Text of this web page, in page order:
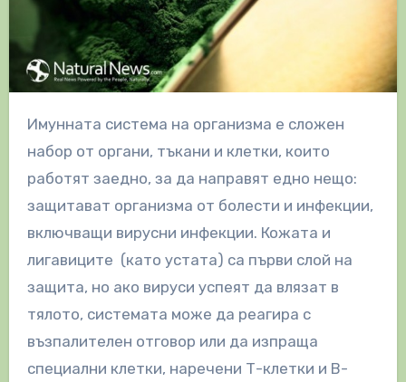
Имунната система на организма е сложен
набор от органи, тъкани и клетки, които
работят заедно, за да направят едно нещо:
защитават организма от болести и инфекции,
включващи вирусни инфекции. Кожата и
лигавиците (като устата) са първи слой на
защита, но ако вируси успеят да влязат в
тялото, системата може да реагира с
възпалителен отговор или да изпраща
специални клетки, наречени Т-клетки и В-